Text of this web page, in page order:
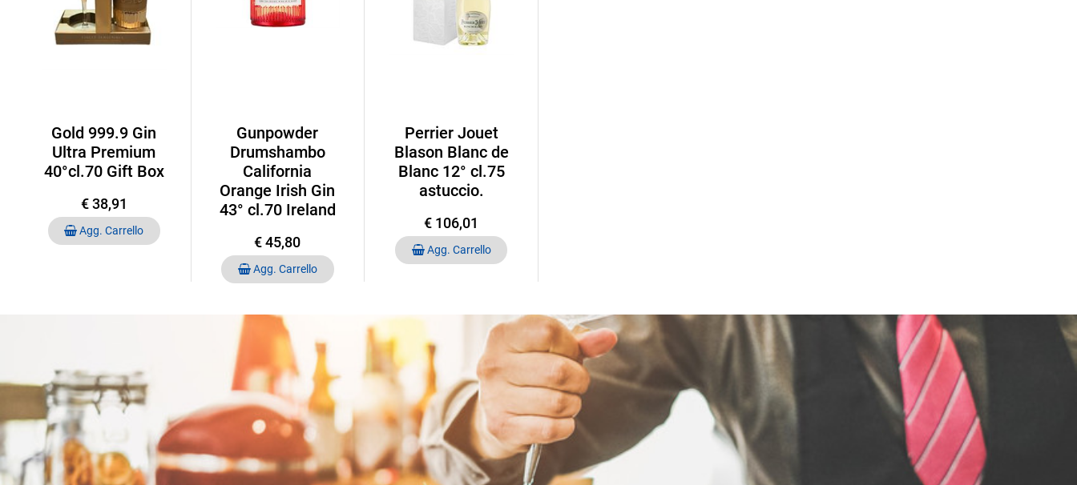
Gold 999.9 Gin
Ultra Premium
40°cl.70 Gift Box
€ 38,91
Quantità
Agg. Carrello
Gunpowder
Drumshambo
California
Orange Irish Gin
43° cl.70 Ireland
€ 45,80
Quantità
Agg. Carrello
Perrier Jouet
Blason Blanc de
Blanc 12° cl.75
astuccio.
€ 106,01
Quantità
Agg. Carrello